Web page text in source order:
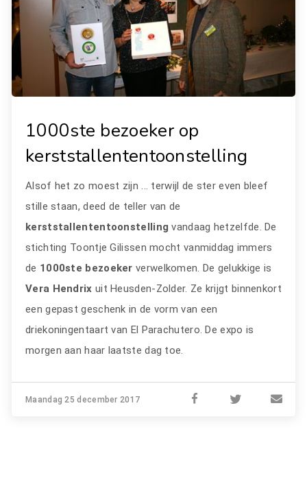
1000ste bezoeker op
kerststallententoonstelling
Alsof het zo moest zijn ... terwijl de ster even bleef
stille staan, deed de teller van de
kerststallententoonstellingvandaag hetzelfde. De
stichting Toontje Gilissen mocht vanmiddag immers
de 1000ste bezoeker verwelkomen. De gelukkige is
Vera Hendrix uit Heusden-Zolder. Ze krijgt binnenkort
een gepast geschenk in de vorm van een
driekoningentaart van El Parachutero. De expo is
morgen aan haar laatste dag toe.
Maandag 25 december 2017